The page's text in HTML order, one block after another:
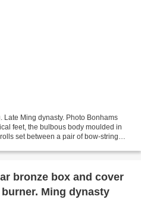
Ming dynasty. Photo Bonhams
feet, the bulbous body moulded in
set between a pair of bow-string
bronze box and cover
Ming dynasty